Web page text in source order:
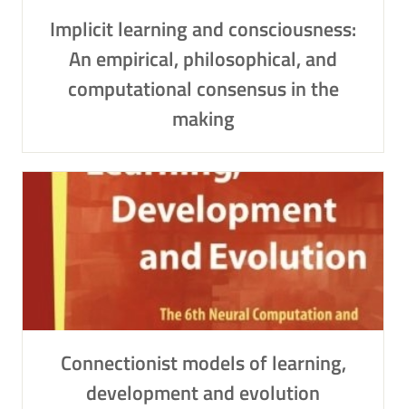
Implicit learning and consciousness:
An empirical, philosophical, and
computational consensus in the
making
Connectionist models of learning,
development and evolution